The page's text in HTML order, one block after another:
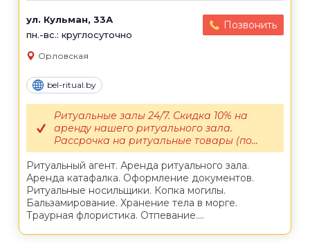
ул. Кульман, 33А
пн.-вс.: круглосуточно
Позвонить
Орловская
bel-ritual.by
Ритуальный агент. Аренда ритуального зала.
Аренда катафалка. Оформление документов.
Ритуальные носильщики. Копка могилы.
Бальзамирование. Хранение тела в морге.
Траурная флористика. Отпевание....
Ритуальные залы 24/7. Скидка 10% на
аренду нашего ритуального зала.
Рассрочка на ритуальные товары (по...